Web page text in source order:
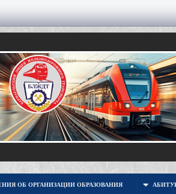
ОБ ОРГАНИЗАЦИИ ОБРАЗОВАНИЯ